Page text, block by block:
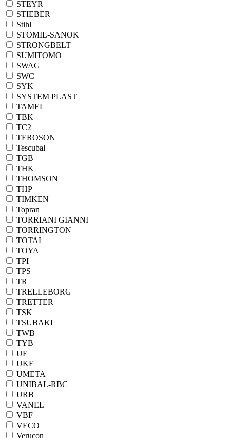
STEYR
STIEBER
Stihl
STOMIL-SANOK
STRONGBELT
SUMITOMO
SWAG
SWC
SYK
SYSTEM PLAST
TAMEL
TBK
TC2
TEROSON
Tescubal
TGB
THK
THOMSON
THP
TIMKEN
Topran
TORRIANI GIANNI
TORRINGTON
TOTAL
TOYA
TPI
TPS
TR
TRELLEBORG
TRETTER
TSK
TSUBAKI
TWB
TYB
UE
UKF
UMETA
UNIBAL-RBC
URB
VANEL
VBF
VECO
Verucon